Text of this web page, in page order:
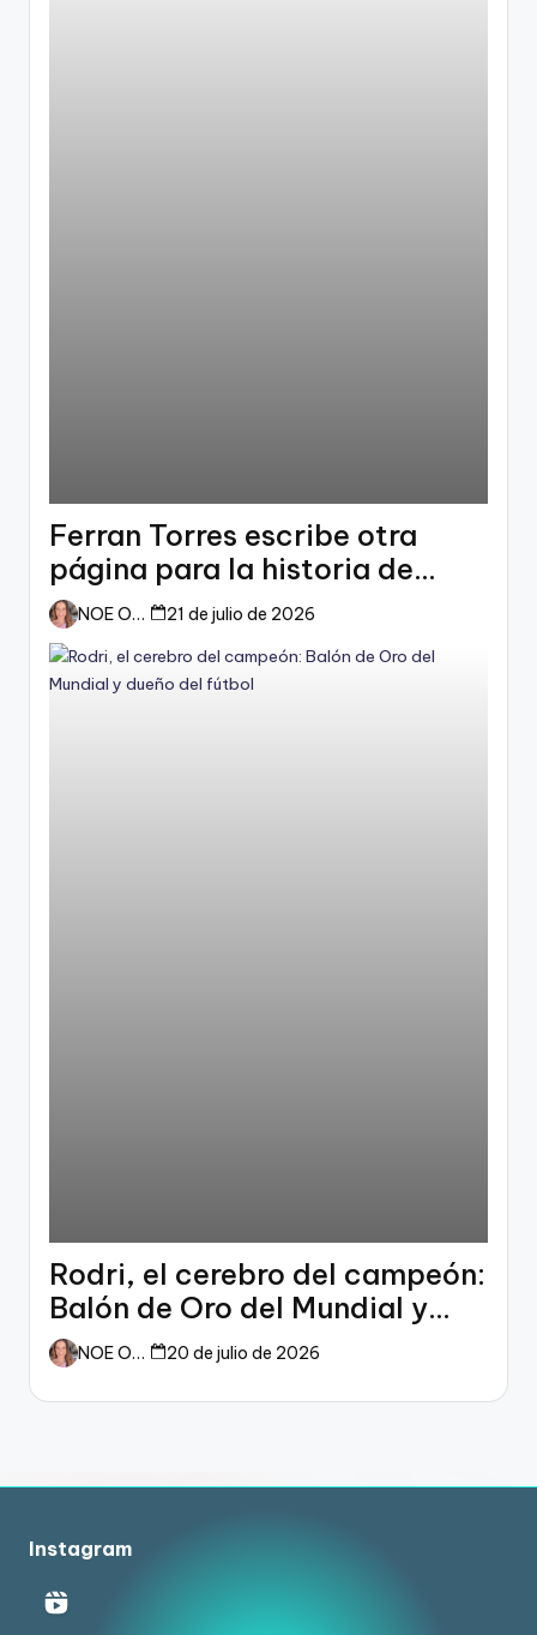
Ferran Torres escribe otra
página para la historia de
España
NOE ORTIZ 21 de julio de 2026
Rodri, el cerebro del campeón:
Balón de Oro del Mundial y
dueño del fútbol
NOE ORTIZ 20 de julio de 2026
Instagram